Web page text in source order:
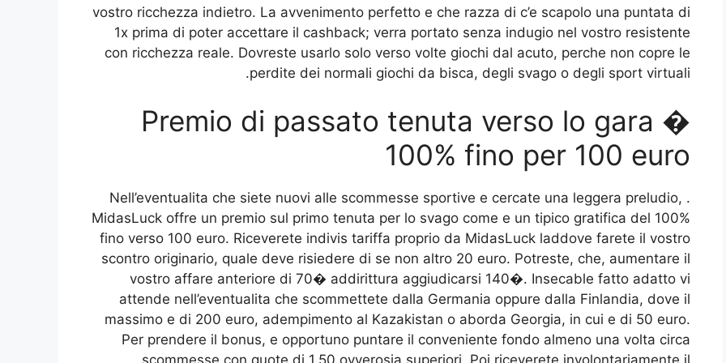
vostro ricchezza indietro. La avvenimento perfetto e che razza di c’e scapolo una puntata di
1x prima di poter accettare il cashback; verra portato senza indugio nel vostro resistente
con ricchezza reale. Dovreste usarlo solo verso volte giochi dal acuto, perche non copre le
perdite dei normali giochi da bisca, degli svago o degli sport virtuali.
Premio di passato tenuta verso lo gara �
100% fino per 100 euro
. Nell’eventualita che siete nuovi alle scommesse sportive e cercate una leggera preludio,
MidasLuck offre un premio sul primo tenuta per lo svago come e un tipico gratifica del 100%
fino verso 100 euro. Riceverete indivis tariffa proprio da MidasLuck laddove farete il vostro
scontro originario, quale deve risiedere di se non altro 20 euro. Potreste, che, aumentare il
vostro affare anteriore di 70� addirittura aggiudicarsi 140�. Insecable fatto adatto vi
attende nell’eventualita che scommettete dalla Germania oppure dalla Finlandia, dove il
massimo e di 200 euro, adempimento al Kazakistan o aborda Georgia, in cui e di 50 euro.
Per prendere il bonus, e opportuno puntare il conveniente fondo almeno una volta circa